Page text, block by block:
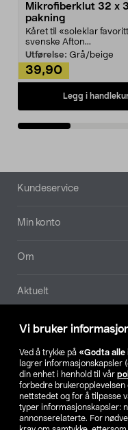
Vi bruker
Ved å trykke på «Godta alle
lagrer informasjonskapsler
din enhet i henhold til vår
forbedre brukeropplevelsen
nettstedet og for å tilpasse
typer informasjonskapsler:
annonserelaterte. For
Mikrofiberklut 32 x
pakning
Kåret til «soleklar
svenske Afton...
Utførelse: Grå/beige
39,90
Legg i
Bunntekst
Kundeservice
Min konto
Om
Aktuelt
Våre selskaper